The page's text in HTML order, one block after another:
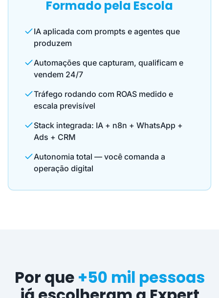
Formado pela Escola
IA aplicada com prompts e agentes que
produzem
Automações que capturam, qualificam e
vendem 24/7
Tráfego rodando com ROAS medido e
escala previsível
Stack integrada: IA + n8n + WhatsApp +
Ads + CRM
Autonomia total — você comanda a
operação digital
Por que +50 mil pessoas